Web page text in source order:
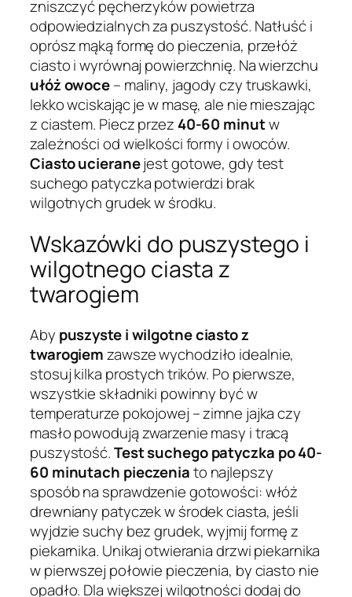
zniszczyć pęcherzyków powietrza
odpowiedzialnych za puszystość. Natłuść i
oprósz mąką formę do pieczenia, przełóż
ciasto i wyrównaj powierzchnię. Na wierzchu
ułóż owoce– maliny, jagody czy truskawki,
lekko wciskając je w masę, ale nie mieszając
z ciastem. Piecz przez 40-60 minutw
zależności od wielkości formy i owoców.
Ciasto ucieranejest gotowe, gdy test
suchego patyczka potwierdzi brak
wilgotnych grudek w środku.
Wskazówki do puszystego i
wilgotnego ciasta z
twarogiem
Aby puszyste i wilgotne ciasto z
twarogiemzawsze wychodziło idealnie,
stosuj kilka prostych trików. Po pierwsze,
wszystkie składniki powinny być w
temperaturze pokojowej – zimne jajka czy
masło powodują zwarzenie masy i tracą
puszystość.Test suchego patyczka po 40-
60 minutach pieczeniato najlepszy
sposób na sprawdzenie gotowości: włóż
drewniany patyczek w środek ciasta, jeśli
wyjdzie suchy bez grudek, wyjmij formę z
piekarnika. Unikaj otwierania drzwi piekarnika
w pierwszej połowie pieczenia, by ciasto nie
opadło. Dla większej wilgotności dodaj do